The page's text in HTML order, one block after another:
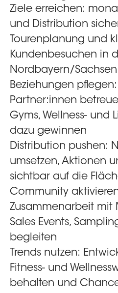
Ziele erreichen:
und Distribution
Tourenplanung und
Kundenbesuchen in
Nordbayern/Sachsen
Beziehungen pflegen:
Partner:innen
Gyms, Wellness- und
dazu gewinnen
Distribution pushen:
umsetzen, Aktionen
sichtbar auf die
Community
Zusammenarbeit mit
Sales Events,
begleiten
Trends nutzen:
Fitness- und
behalten und